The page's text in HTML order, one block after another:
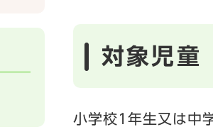
対象児童
小学校1年生又は中